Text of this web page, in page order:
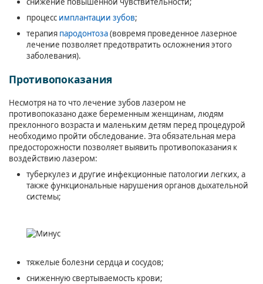
процесс имплантации зубов;
терапия пародонтоза(вовремя проведенное лазерное
лечение позволяет предотвратить осложнения этого
заболевания).
Противопоказания
Несмотря на то что лечение зубов лазером не
противопоказано даже беременным женщинам, людям
преклонного возраста и маленьким детям перед процедурой
необходимо пройти обследование. Эта обязательная мера
предосторожности позволяет выявить противопоказания к
воздействию лазером:
туберкулез и другие инфекционные патологии легких, а
также функциональные нарушения органов дыхательной
системы;
тяжелые болезни сердца и сосудов;
сниженную свертываемость крови;